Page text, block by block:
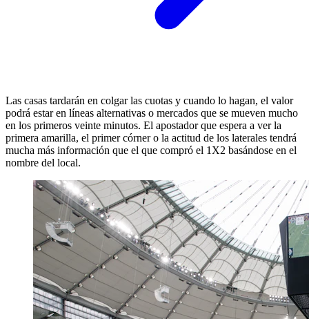
Las casas tardarán en colgar las cuotas y cuando lo hagan, el valor
podrá estar en líneas alternativas o mercados que se mueven mucho
en los primeros veinte minutos. El apostador que espera a ver la
primera amarilla, el primer córner o la actitud de los laterales tendrá
mucha más información que el que compró el 1X2 basándose en el
nombre del local.